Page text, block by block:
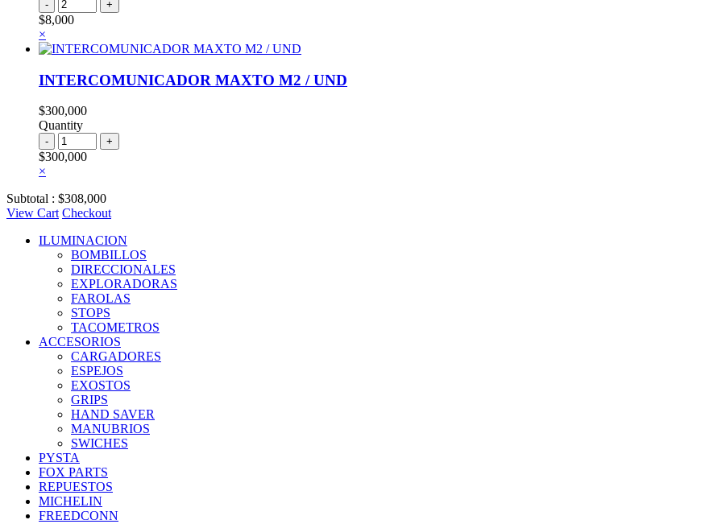
DE
/
-
Flash,
Blanco
cantidad
$8,000
×
INTERCOMUNICADOR MAXTO M2 / UND
$300,000
Quantity
INTERCOMUNICADOR
MAXTO
UND
cantidad
$300,000
×
Subtotal : $308,000
View Cart Checkout
ILUMINACION
BOMBILLOS
DIRECCIONALES
EXPLORADORAS
FAROLAS
STOPS
TACOMETROS
ACCESORIOS
CARGADORES
ESPEJOS
EXOSTOS
GRIPS
HAND SAVER
MANUBRIOS
SWICHES
PYSTA
FOX PARTS
REPUESTOS
MICHELIN
FREEDCONN